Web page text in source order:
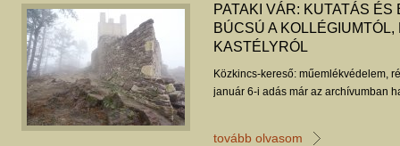
PATAKI VÁR: KUTATÁS ÉS
BÚCSÚ A KOLLÉGIUMTÓL,
KASTÉLYRÓL
Közkincs-kereső: műemlékvédelem,
január 6-i adás már az archívumban
tovább olvasom